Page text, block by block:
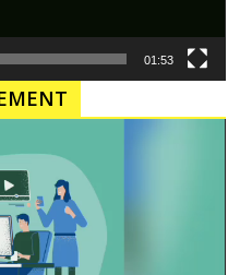
01:53